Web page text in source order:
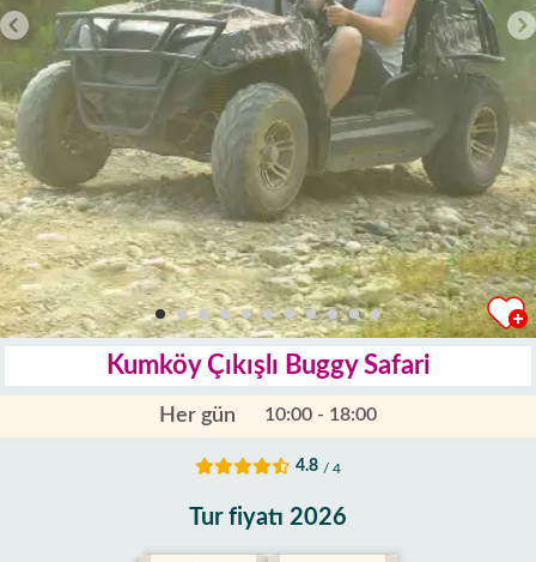
Kumköy Çıkışlı Buggy Safari
Her gün 10:00 - 18:00
4.8 / 4
Tur fiyatı 2026